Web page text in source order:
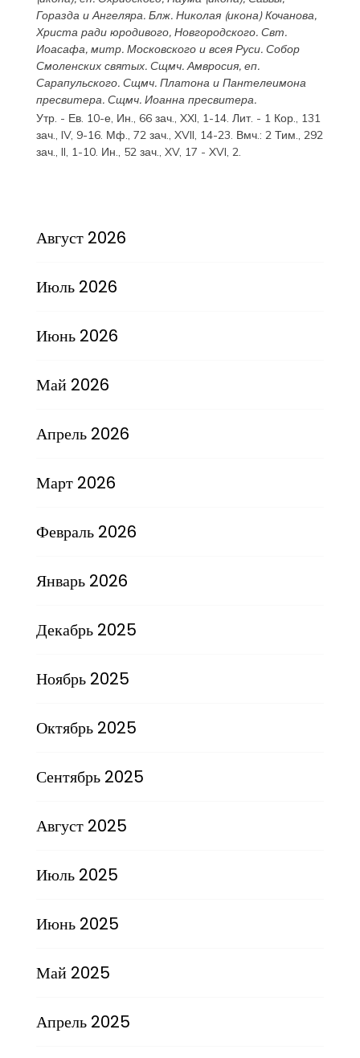
ГораздаиАнгеляра. Блж. Николая(икона) Кочанова,
Христа ради юродивого, Новгородского. Свт.
Иоасафа, митр. Московского и всея Руси. Собор
Смоленских святых. Сщмч.Амвросия, еп.
Сарапульского. Сщмч. Платонаи Пантелеимона
пресвитера. Сщмч. Иоаннапресвитера.
Утр. - Ев. 10-е, Ин., 66 зач., XXI, 1-14. Лит. - 1 Кор., 131
зач., IV, 9-16. Мф., 72 зач., XVII, 14-23. Вмч.: 2 Тим., 292
зач., II, 1-10. Ин., 52 зач., XV, 17 - XVI, 2.
Август 2026
Июль 2026
Июнь 2026
Май 2026
Апрель 2026
Март 2026
Февраль 2026
Январь 2026
Декабрь 2025
Ноябрь 2025
Октябрь 2025
Сентябрь 2025
Август 2025
Июль 2025
Июнь 2025
Май 2025
Апрель 2025